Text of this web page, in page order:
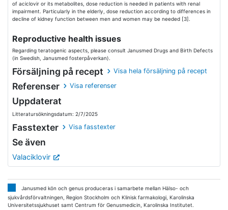
of aciclovir or its metabolites, dose reduction is needed in patients with renal
impairment. Particularly in the elderly, dose reduction according to differences in
decline of kidney function between men and women may be needed [3].
Reproductive health issues
Regarding teratogenic aspects, please consult Janusmed Drugs and Birth Defects
(in Swedish, Janusmed fosterpåverkan).
Försäljning på recept Visa hela försäljning på recept
Referenser Visa referenser
Uppdaterat
Litteratursökningsdatum: 2/7/2025
Fasstexter Visa fasstexter
Se även
Valaciklovir
Janusmed kön och genus produceras i samarbete mellan Hälso- och
sjukvårdsförvaltningen, Region Stockholm och Klinisk farmakologi, Karolinska
Universitetssjukhuset samt Centrum för Genusmedicin, Karolinska Institutet.